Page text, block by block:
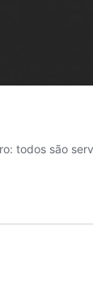
todos são